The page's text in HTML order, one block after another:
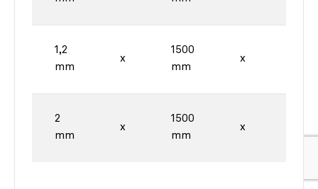
1,2
mm
x
1500
mm
x
2
mm
x
1500
mm
x
mm